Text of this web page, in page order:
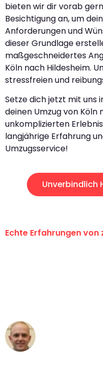
bieten wir dir vorab
Besichtigung an, um
Anforderungen und
dieser Grundlage
maßgeschneidertes
Köln nach Hildesheim.
stressfreien und
Setze dich jetzt mit uns
deinen Umzug von Köln
unkomplizierten
langjährige Erfahrung
Umzugsservice!
Unverbindlich
Echte Erfahrungen